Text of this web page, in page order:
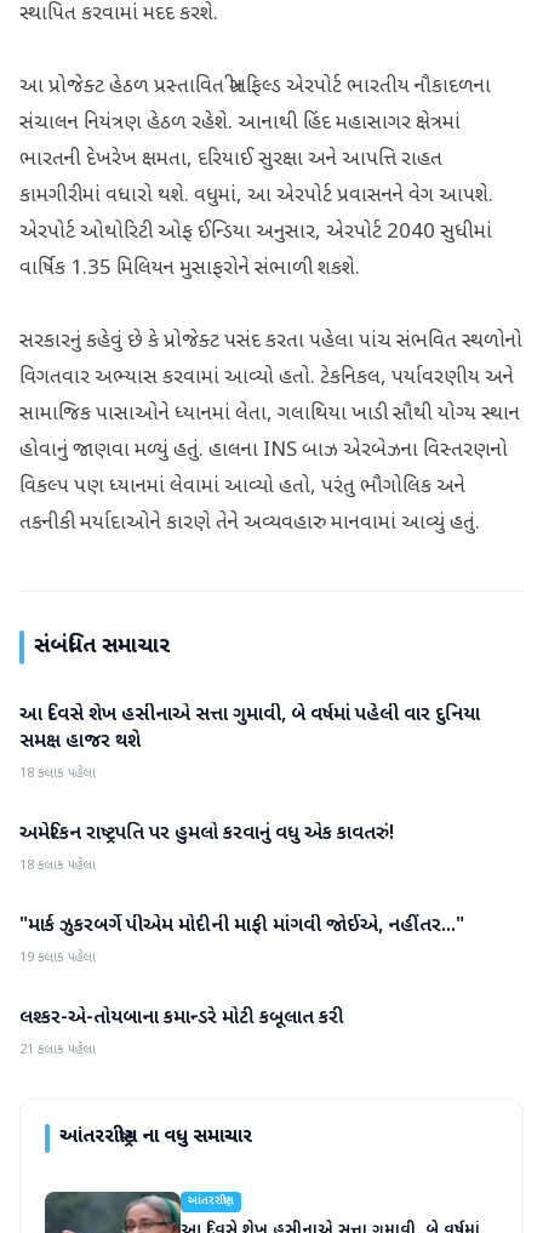
સ્થાપિત કરવામાં મદદ કરશે.
આ પ્રોજેક્ટ હેઠળ પ્રસ્તાવિત ગ્રીનફિલ્ડ એરપોર્ટ ભારતીય નૌકાદળના
સંચાલન નિયંત્રણ હેઠળ રહેશે. આનાથી હિંદ મહાસાગર ક્ષેત્રમાં
ભારતની દેખરેખ ક્ષમતા, દરિયાઈ સુરક્ષા અને આપત્તિ રાહત
કામગીરીમાં વધારો થશે. વધુમાં, આ એરપોર્ટ પ્રવાસનને વેગ આપશે.
એરપોર્ટ ઓથોરિટી ઓફ ઈન્ડિયા અનુસાર, એરપોર્ટ 2040 સુધીમાં
વાર્ષિક 1.35 મિલિયન મુસાફરોને સંભાળી શકશે.
સરકારનું કહેવું છે કે પ્રોજેક્ટ પસંદ કરતા પહેલા પાંચ સંભવિત સ્થળોનો
વિગતવાર અભ્યાસ કરવામાં આવ્યો હતો. ટેકનિકલ, પર્યાવરણીય અને
સામાજિક પાસાઓને ધ્યાનમાં લેતા, ગલાથિયા ખાડી સૌથી યોગ્ય સ્થાન
હોવાનું જાણવા મળ્યું હતું. હાલના INS બાઝ એરબેઝના વિસ્તરણનો
વિકલ્પ પણ ધ્યાનમાં લેવામાં આવ્યો હતો, પરંતુ ભૌગોલિક અને
તકનીકી મર્યાદાઓને કારણે તેને અવ્યવહારુ માનવામાં આવ્યું હતું.
સંબંધિત સમાચાર
આંતરરાષ્ટ્રીય
આ દિવસે શેખ હસીનાએ સત્તા ગુમાવી, બે વર્ષમાં પહેલી વાર દુનિયા
સમક્ષ હાજર થશે
18 કલાક પહેલા
આંતરરાષ્ટ્રીય
અમેરિકન રાષ્ટ્રપતિ પર હુમલો કરવાનું વધુ એક કાવતરું!
18 કલાક પહેલા
આંતરરાષ્ટ્રીય
"માર્ક ઝુકરબર્ગે પીએમ મોદીની માફી માંગવી જોઈએ, નહીંતર..."
19 કલાક પહેલા
આંતરરાષ્ટ્રીય
લશ્કર-એ-તોયબાના કમાન્ડરે મોટી કબૂલાત કરી
21 કલાક પહેલા
આંતરરાષ્ટ્રીયના વધુ સમાચાર
આંતરરાષ્ટ્રીય